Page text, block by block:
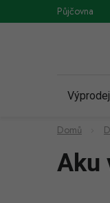
na
Půjčovna
Domů
Aku